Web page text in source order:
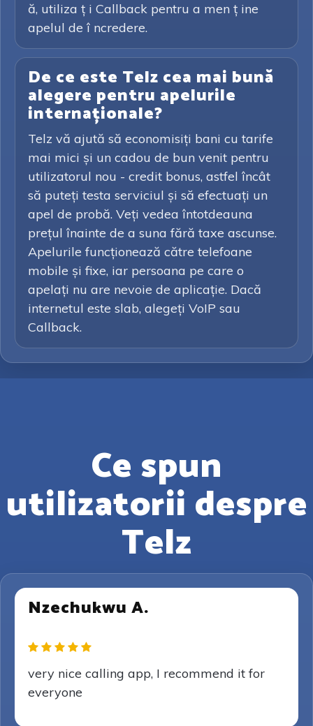
ă, utiliza ț i Callback pentru a men ț ine
apelul de î ncredere.
De ce este Telz cea mai bună
alegere pentru apelurile
internaționale?
Telz vă ajută să economisiți bani cu tarife
mai mici și un cadou de bun venit pentru
utilizatorul nou - credit bonus, astfel încât
să puteți testa serviciul și să efectuați un
apel de probă. Veți vedea întotdeauna
prețul înainte de a suna fără taxe ascunse.
Apelurile funcționează către telefoane
mobile și fixe, iar persoana pe care o
apelați nu are nevoie de aplicație. Dacă
internetul este slab, alegeți VoIP sau
Callback.
Ce spun
utilizatorii despre
Telz
Nzechukwu A.
very nice calling app, I recommend it for
everyone